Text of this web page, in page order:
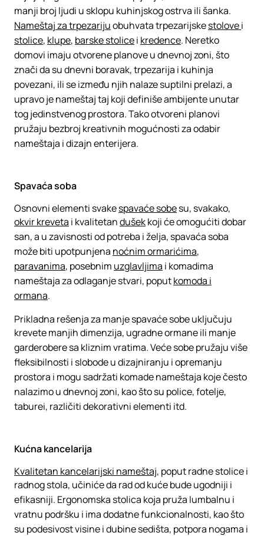
manji broj ljudi u sklopu kuhinjskog ostrva ili šanka.
Nameštaj za trpezarijuobuhvata trpezarijskestolovei
stolice, klupe, barske stolicei kredence. Neretko
domovi imaju otvorene planove u dnevnoj zoni, što
znači da su dnevni boravak, trpezarija i kuhinja
povezani, ili se između njih nalaze suptilni prelazi, a
upravo je nameštaj taj koji definiše ambijente unutar
tog jedinstvenog prostora. Tako otvoreni planovi
pružaju bezbroj kreativnih mogućnosti za odabir
nameštaja i dizajn enterijera.
Spavaća soba
Osnovni elementi svakespavaće sobesu, svakako,
okvir kreveta i kvalitetandušekkoji će omogućiti dobar
san, a u zavisnosti od potreba i želja, spavaća soba
može biti upotpunjena noćnim ormarićima,
paravanima, posebnim uzglavljima i komadima
nameštaja za odlaganje stvari, poputkomoda i
ormana.
Prikladna rešenja za manje spavaće sobe uključuju
krevete manjih dimenzija, ugradne ormane ili manje
garderobere sa kliznim vratima. Veće sobe pružaju više
fleksibilnosti i slobode u dizajniranju i opremanju
prostora i mogu sadržati komade nameštaja koje često
nalazimo u dnevnoj zoni, kao što su police, fotelje,
taburei, različiti dekorativni elementi itd.
Kućna kancelarija
Kvalitetan kancelarijski nameštaj, poput radne stolice i
radnog stola, učiniće da rad od kuće bude ugodniji i
efikasniji. Ergonomska stolica koja pruža lumbalnu i
vratnu podršku i ima dodatne funkcionalnosti, kao što
su podesivost visine i dubine sedišta, potpora nogama i